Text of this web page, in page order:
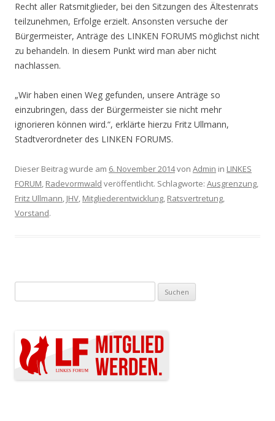
Recht aller Ratsmitglieder, bei den Sitzungen des Ältestenrats
teilzunehmen, Erfolge erzielt. Ansonsten versuche der
Bürgermeister, Anträge des LINKEN FORUMS möglichst nicht
zu behandeln. In diesem Punkt wird man aber nicht
nachlassen.
„Wir haben einen Weg gefunden, unsere Anträge so
einzubringen, dass der Bürgermeister sie nicht mehr
ignorieren können wird.“, erklärte hierzu Fritz Ullmann,
Stadtverordneter des LINKEN FORUMS.
Dieser Beitrag wurde am 6. November 2014von Admin in LINKES
FORUM, Radevormwald veröffentlicht. Schlagworte: Ausgrenzung,
Fritz Ullmann, JHV, Mitgliederentwicklung, Ratsvertretung,
Vorstand.